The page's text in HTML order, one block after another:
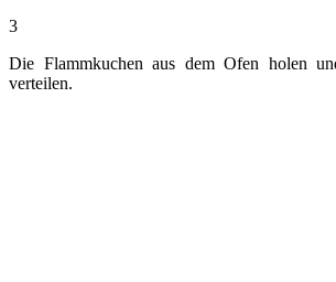
3
Die Flammkuchen aus dem Ofen holen
verteilen.